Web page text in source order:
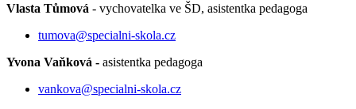
Vlasta Tůmová - vychovatelka ve ŠD, asistentka pedagoga
tumova@specialni-skola.cz
Yvona Vaňková - asistentka pedagoga
vankova@specialni-skola.cz